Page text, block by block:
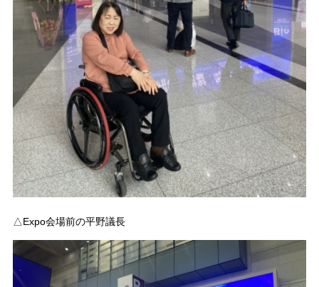
△Expo会場前の平野議長